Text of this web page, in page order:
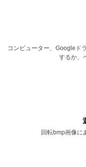
コンピューター、Googleド
するか、
回転bmp画像に